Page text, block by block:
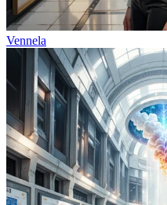
Vennela